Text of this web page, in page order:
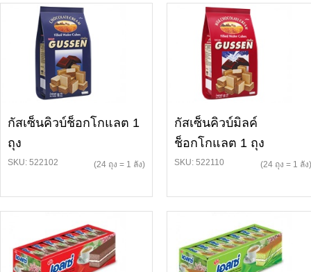
กัสเซ็นคิวบ์ช็อกโกแลต 1
ถุง
SKU: 522102 (24 ถุง = 1 ลัง)
กัสเซ็นคิวบ์มิลค์
ช็อกโกแลต 1 ถุง
SKU: 522110 (24 ถุง = 1 ลัง)